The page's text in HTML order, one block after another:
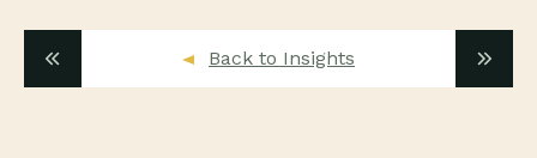
Back to Insights